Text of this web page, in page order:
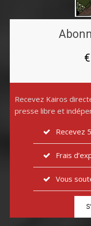
€
Recevez Kairos
presse libre et
Recevez
Frais
Vous